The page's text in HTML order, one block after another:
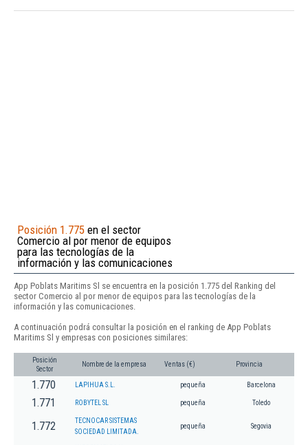
Posición 1.775 en el sector
Comercio al por menor de equipos
para las tecnologías de la
información y las comunicaciones
App Poblats Maritims Sl se encuentra en la posición 1.775 del Ranking del
sector Comercio al por menor de equipos para las tecnologías de la
información y las comunicaciones.
A continuación podrá consultar la posición en el ranking de App Poblats
Maritims Sl y empresas con posiciones similares:
Posición
Sector
Nombre de la empresa Ventas (€) Provincia
1.770 LAPIHUA S.L. pequeña Barcelona
1.771 ROBYTEL SL pequeña Toledo
1.772
TECNOCAR SISTEMAS
SOCIEDAD LIMITADA.
pequeña Segovia